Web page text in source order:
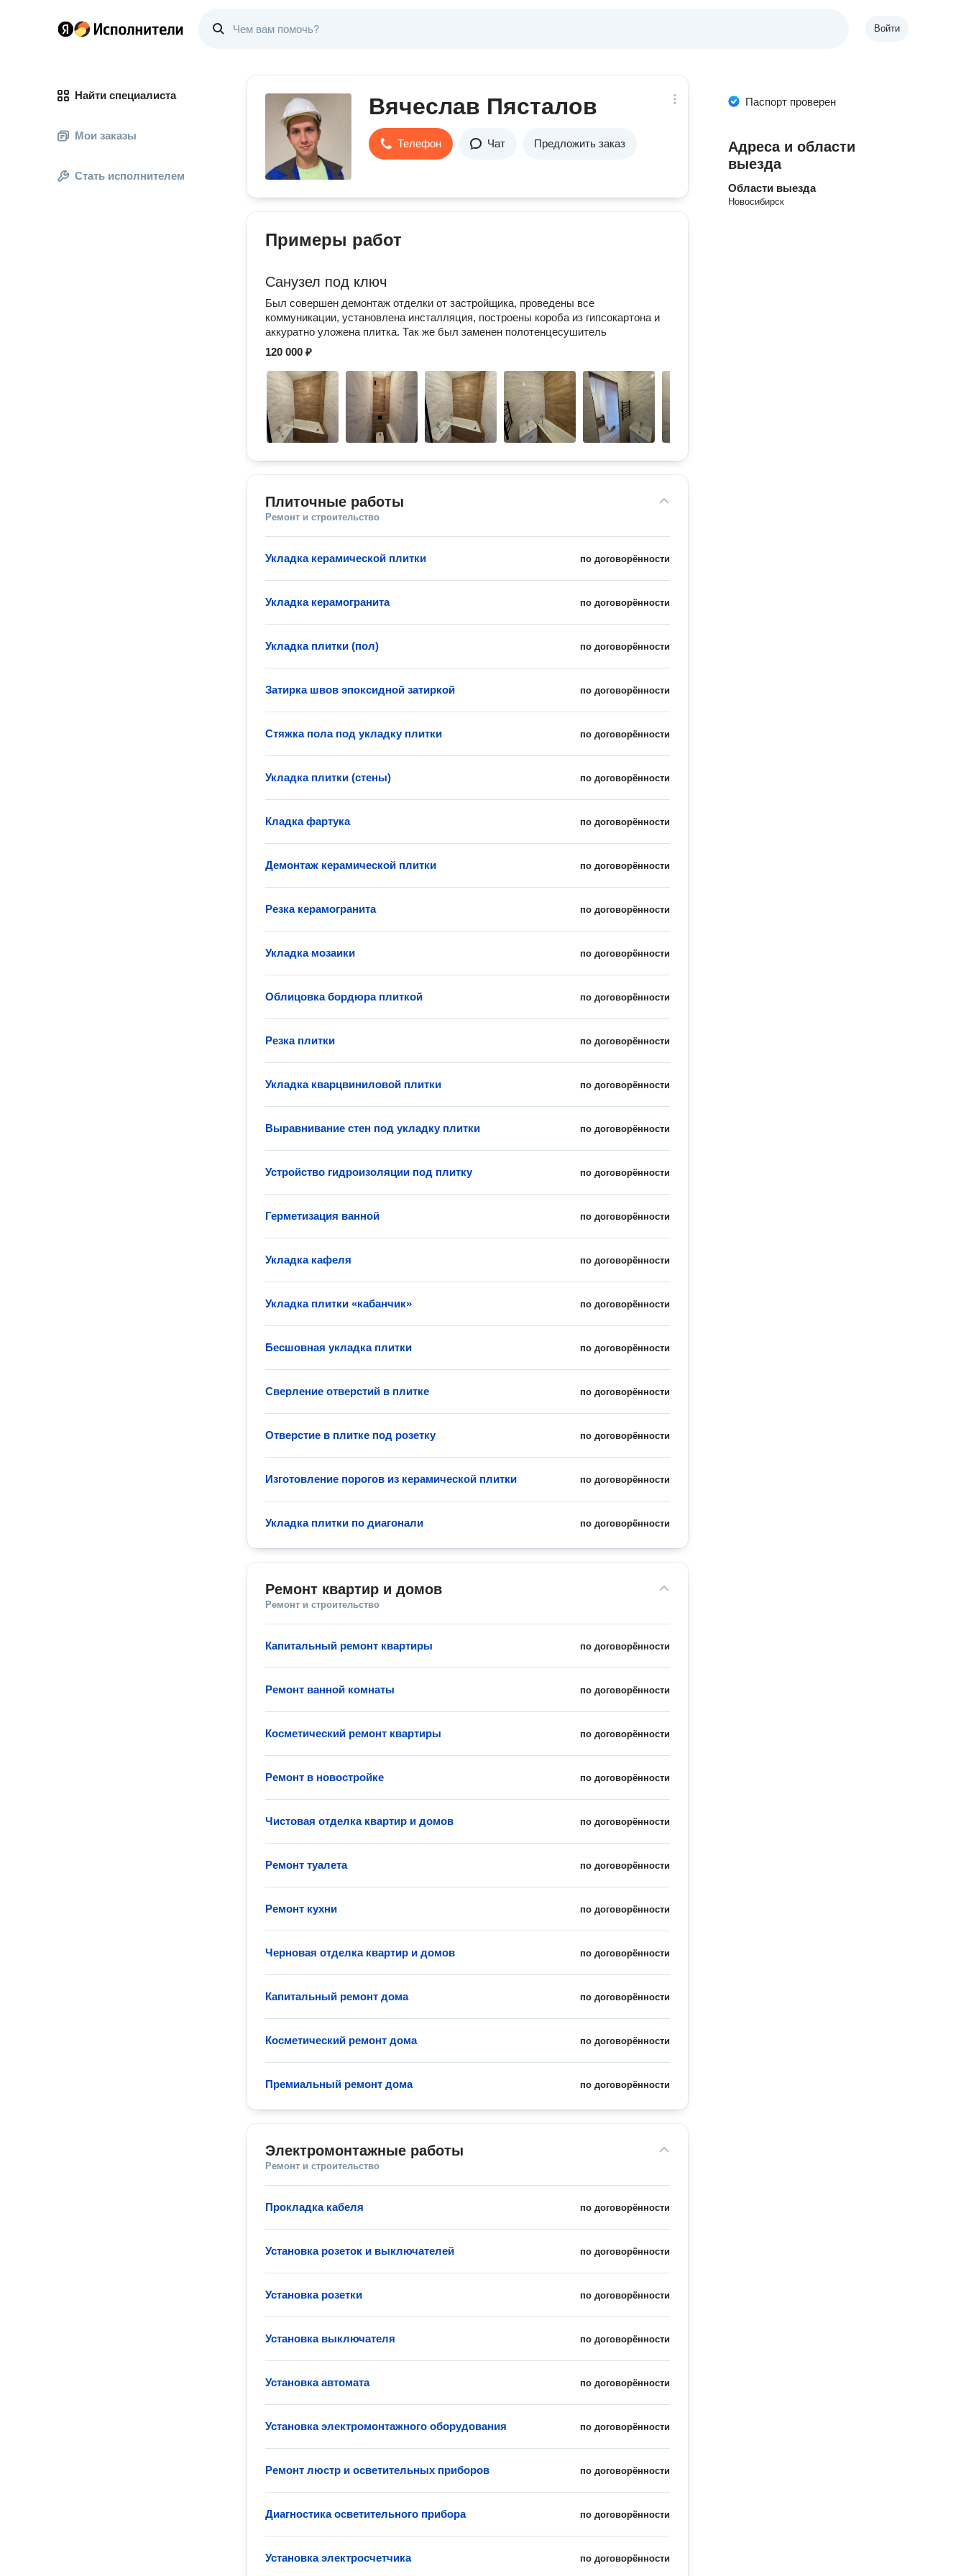
Войти
Найти специалиста
Мои заказы
Стать исполнителем
Вячеслав Пясталов
Телефон Чат Предложить заказ
Примеры работ
Санузел под ключ
Был совершен демонтаж отделки от застройщика, проведены все
коммуникации, установлена инсталляция, построены короба из гипсокартона и
аккуратно уложена плитка. Так же был заменен полотенцесушитель
120 000 ₽
Плиточные работы
Ремонт и строительство
по договорённости
Укладка керамической плитки
по договорённости
Укладка керамогранита
по договорённости
Укладка плитки (пол)
по договорённости
Затирка швов эпоксидной затиркой
по договорённости
Стяжка пола под укладку плитки
по договорённости
Укладка плитки (стены)
по договорённости
Кладка фартука
по договорённости
Демонтаж керамической плитки
по договорённости
Резка керамогранита
по договорённости
Укладка мозаики
по договорённости
Облицовка бордюра плиткой
по договорённости
Резка плитки
по договорённости
Укладка кварцвиниловой плитки
по договорённости
Выравнивание стен под укладку плитки
по договорённости
Устройство гидроизоляции под плитку
по договорённости
Герметизация ванной
по договорённости
Укладка кафеля
по договорённости
Укладка плитки «кабанчик»
по договорённости
Бесшовная укладка плитки
по договорённости
Сверление отверстий в плитке
по договорённости
Отверстие в плитке под розетку
по договорённости
Изготовление порогов из керамической плитки
по договорённости
Укладка плитки по диагонали
Ремонт квартир и домов
Ремонт и строительство
по договорённости
Капитальный ремонт квартиры
по договорённости
Ремонт ванной комнаты
по договорённости
Косметический ремонт квартиры
по договорённости
Ремонт в новостройке
по договорённости
Чистовая отделка квартир и домов
по договорённости
Ремонт туалета
по договорённости
Ремонт кухни
по договорённости
Черновая отделка квартир и домов
по договорённости
Капитальный ремонт дома
по договорённости
Косметический ремонт дома
по договорённости
Премиальный ремонт дома
Электромонтажные работы
Ремонт и строительство
по договорённости
Прокладка кабеля
по договорённости
Установка розеток и выключателей
по договорённости
Установка розетки
по договорённости
Установка выключателя
по договорённости
Установка автомата
по договорённости
Установка электромонтажного оборудования
по договорённости
Ремонт люстр и осветительных приборов
по договорённости
Диагностика осветительного прибора
по договорённости
Установка электросчетчика
Паспорт проверен
Адреса и области
выезда
Области выезда
Новосибирск